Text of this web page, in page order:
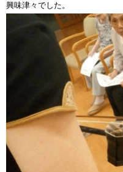
興味津々でした。